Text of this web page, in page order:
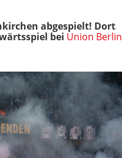
abgespielt! Dort
bei Union Berlin